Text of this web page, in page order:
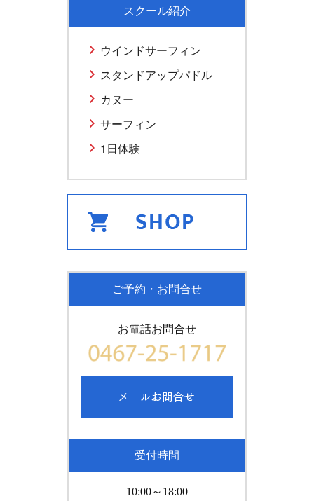
スクール紹介
ウインドサーフィン
スタンドアップパドル
カヌー
サーフィン
1日体験
ご予約・お問合せ
お電話お問合せ
受付時間
10:00～18:00